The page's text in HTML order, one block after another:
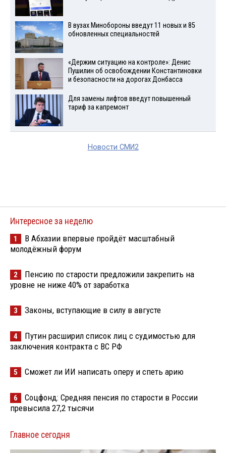
В вузах Минобороны введут 11 новых и 85
обновленных специальностей
«Держим ситуацию на контроле»: Денис
Пушилин об освобождении Константиновки
и безопасности на дорогах Донбасса
Для замены лифтов введут повышенный
тариф за капремонт
Новости СМИ2
Интересное за неделю
1
В Абхазии впервые пройдёт масштабный
молодёжный форум
2
Пенсию по старости предложили закрепить на
уровне не ниже 40% от заработка
3 Законы, вступающие в силу в августе
4
Путин расширил список лиц с судимостью для
заключения контракта с ВС РФ
5 Сможет ли ИИ написать оперу и спеть арию
6
Соцфонд: Средняя пенсия по старости в России
превысила 27,2 тысячи
Главное сегодня